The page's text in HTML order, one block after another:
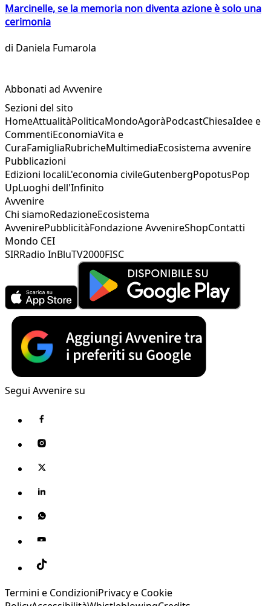
Marcinelle, se la memoria non diventa azione è solo una
cerimonia
di Daniela Fumarola
Abbonati ad Avvenire
Sezioni del sito
HomeAttualitàPoliticaMondoAgoràPodcastChiesaIdee e
CommentiEconomiaVita e
CuraFamigliaRubricheMultimediaEcosistema avvenire
Pubblicazioni
Edizioni localiL'economia civileGutenbergPopotusPop
UpLuoghi dell'Infinito
Avvenire
Chi siamoRedazioneEcosistema
AvvenirePubblicitàFondazione AvvenireShopContatti
Mondo CEI
SIRRadio InBluTV2000FISC
Segui Avvenire su
Termini e CondizioniPrivacy e Cookie